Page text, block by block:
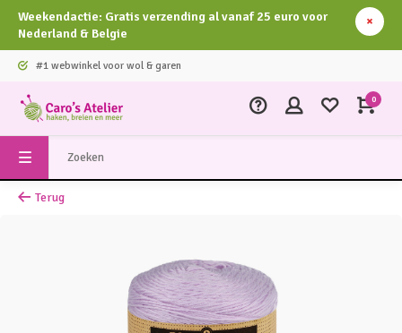
Weekendactie: Gratis verzending al vanaf 25 euro voor
Nederland & Belgie
#1 webwinkel voor wol & garen
0
Terug